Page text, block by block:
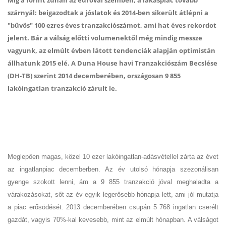
szárnyál: beigazodtak a jóslatok és 2014-ben sikerült átlépni a
"bűvös" 100 ezres éves tranzakciószámot, ami hat éves rekordot
jelent. Bár a válság előtti volumenektől még mindig messze
vagyunk, az elmúlt évben látott tendenciák alapján optimistán
állhatunk 2015 elé. A Duna House havi Tranzakciószám Becslése
(DH-TB) szerint 2014 decemberében, országosan 9 855
lakóingatlan tranzakció zárult le.
Meglepően magas, közel 10 ezer lakóingatlan-adásvétellel zárta az évet
az ingatlanpiac decemberben. Az év utolsó hónapja szezonálisan
gyenge szokott lenni, ám a 9 855 tranzakció jóval meghaladta a
várakozásokat, sőt az év egyik legerősebb hónapja lett, ami jól mutatja
a piac erősödését. 2013 decemberében csupán 5 768 ingatlan cserélt
gazdát, vagyis 70%-kal kevesebb, mint az elmúlt hónapban. A válságot